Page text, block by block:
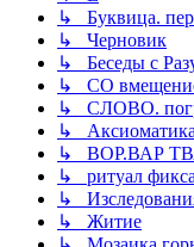
↳ Буквица.
↳ Черновик
↳ Беседы с
↳ СО
↳ СЛОВО.
↳ Аксиоматика
↳ ВОР.ВАР ТВА
↳ ритуал
↳
↳ Житие